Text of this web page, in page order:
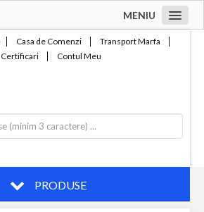
MENIU
Casa de Comenzi
Transport Marfa
Certificari
Contul Meu
PRODUSE